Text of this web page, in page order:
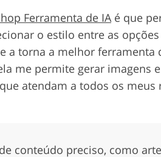
Ferramenta de IAé que
o estilo entre as
a torna a melhor ferramenta
me permite gerar imagens
atendam a todos os meus
conteúdo preciso, como